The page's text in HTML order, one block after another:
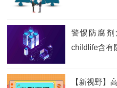
警惕防腐
childlife含有
【新视野】